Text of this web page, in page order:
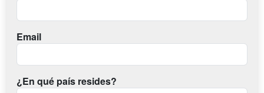
Email
¿En qué país resides?